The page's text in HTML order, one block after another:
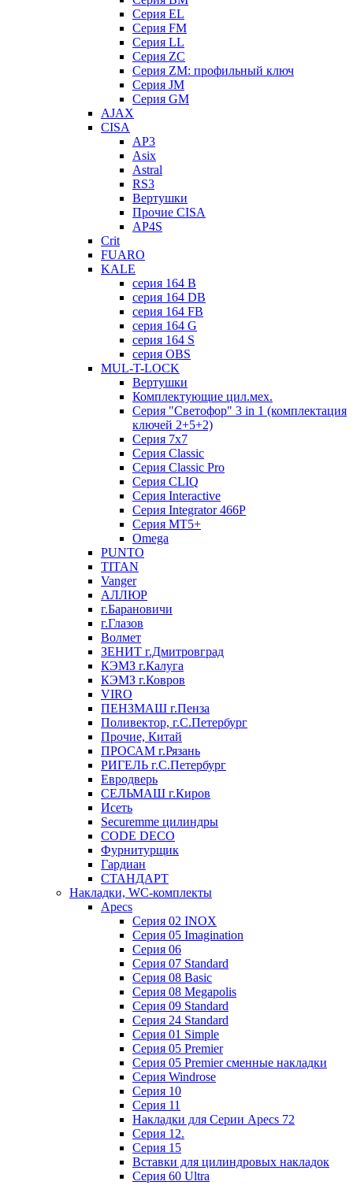
Серия EL
Серия FM
Серия LL
Серия ZC
Серия ZM: профильный ключ
Серия JM
Серия GM
AJAX
CISA
AP3
Asix
Astral
RS3
Вертушки
Прочие CISA
AP4S
Crit
FUARO
KALE
серия 164 B
серия 164 DB
серия 164 FB
серия 164 G
серия 164 S
серия OBS
MUL-T-LOCK
Вертушки
Комплектующие цил.мех.
Серия "Светофор" 3 in 1 (комплектация
ключей 2+5+2)
Серия 7х7
Серия Classic
Серия Classic Pro
Серия CLIQ
Серия Interactive
Серия Integrator 466P
Серия MT5+
Omega
PUNTO
TITAN
Vanger
АЛЛЮР
г.Барановичи
г.Глазов
Волмет
ЗЕНИТ г.Дмитровград
КЭМЗ г.Калуга
КЭМЗ г.Ковров
VIRO
ПЕНЗМАШ г.Пенза
Поливектор, г.С.Петербург
Прочие, Китай
ПРОСАМ г.Рязань
РИГЕЛЬ г.С.Петербург
Евродверь
СЕЛЬМАШ г.Киров
Исеть
Securemme цилиндры
CODE DECO
Фурнитурщик
Гардиан
СТАНДАРТ
Накладки, WC-комплекты
Apecs
Cерия 02 INOX
Cерия 05 Imagination
Cерия 06
Cерия 07 Standard
Cерия 08 Basic
Cерия 08 Megapolis
Cерия 09 Standard
Cерия 24 Standard
Серия 01 Simple
Серия 05 Premier
Серия 05 Premier сменные накладки
Cерия Windrose
Серия 10
Серия 11
Накладки для Серии Apecs 72
Серия 12.
Серия 15
Вставки для цилиндровых накладок
Серия 60 Ultra